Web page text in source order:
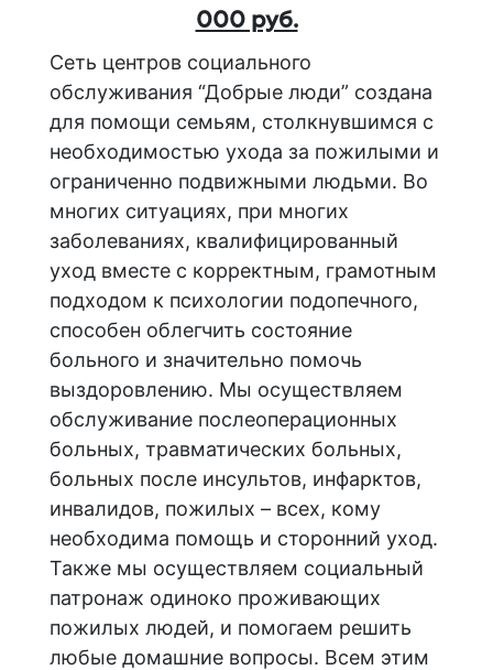
000 руб.
Сеть центров социального
обслуживания “Добрые люди” создана
для помощи семьям, столкнувшимся с
необходимостью ухода за пожилыми и
ограниченно подвижными людьми. Во
многих ситуациях, при многих
заболеваниях, квалифицированный
уход вместе с корректным, грамотным
подходом к психологии подопечного,
способен облегчить состояние
больного и значительно помочь
выздоровлению. Мы осуществляем
обслуживание послеоперационных
больных, травматических больных,
больных после инсультов, инфарктов,
инвалидов, пожилых – всех, кому
необходима помощь и сторонний уход.
Также мы осуществляем социальный
патронаж одиноко проживающих
пожилых людей, и помогаем решить
любые домашние вопросы. Всем этим